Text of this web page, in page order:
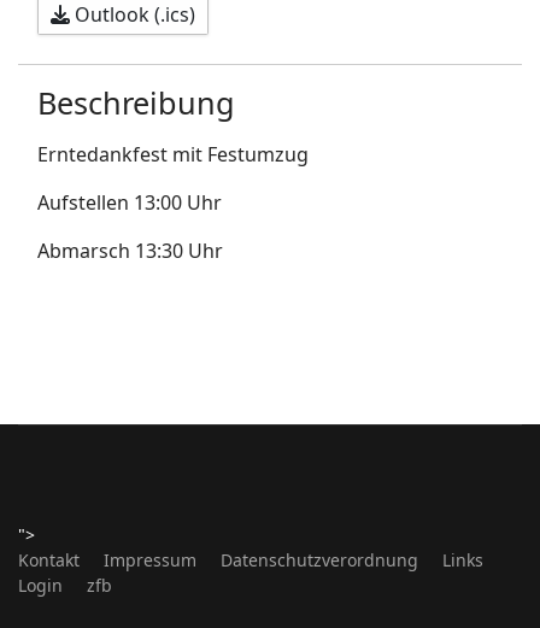
Outlook (.ics)
Beschreibung
Erntedankfest mit Festumzug
Aufstellen 13:00 Uhr
Abmarsch 13:30 Uhr
">
Kontakt
Impressum Datenschutzverordnung
Links
Login
zfb